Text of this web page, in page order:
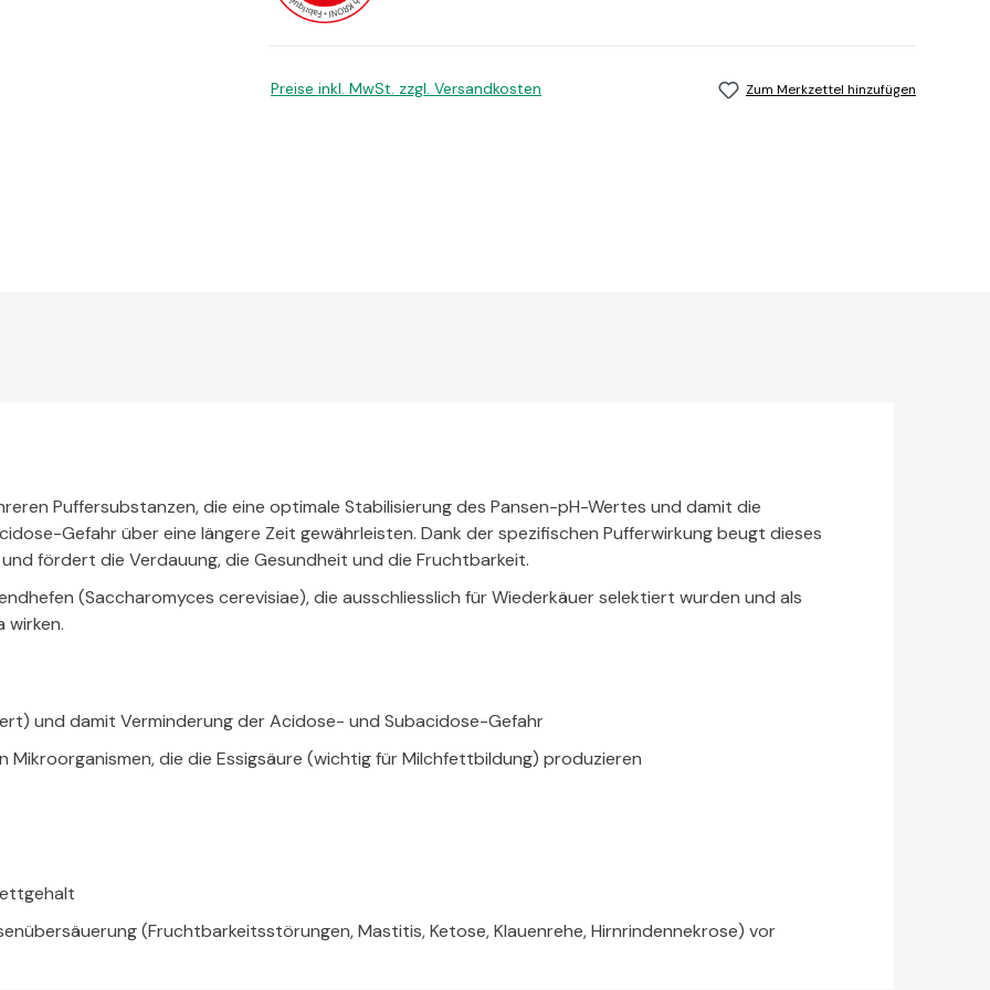
Preise inkl. MwSt. zzgl. Versandkosten Zum Merkzettel hinzufügen
Puffersubstanzen, die eine optimale Stabilisierung des Pansen-pH-Wertes und damit die
Gefahr über eine längere Zeit gewährleisten. Dank der spezifischen Pufferwirkung beugt dieses
fördert die Verdauung, die Gesundheit und die Fruchtbarkeit.
(Saccharomyces cerevisiae), die ausschliesslich für Wiederkäuer selektiert wurden und als
wirken.
und damit Verminderung der Acidose- und Subacidose-Gefahr
Mikroorganismen, die die Essigsäure (wichtig für Milchfettbildung) produzieren
(Fruchtbarkeitsstörungen, Mastitis, Ketose, Klauenrehe, Hirnrindennekrose) vor